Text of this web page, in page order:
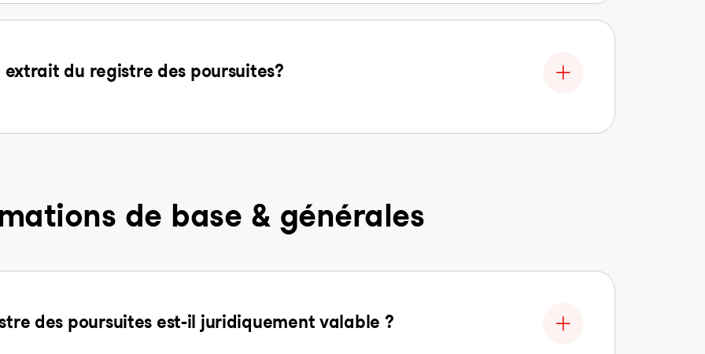
du registre des poursuites?
de base & générales
des poursuites est-il juridiquement valable ?